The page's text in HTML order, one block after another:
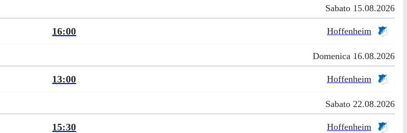
Sabato 15.08.2026
16:00 Hoffenheim
Domenica 16.08.2026
13:00 Hoffenheim
Sabato 22.08.2026
15:30 Hoffenheim